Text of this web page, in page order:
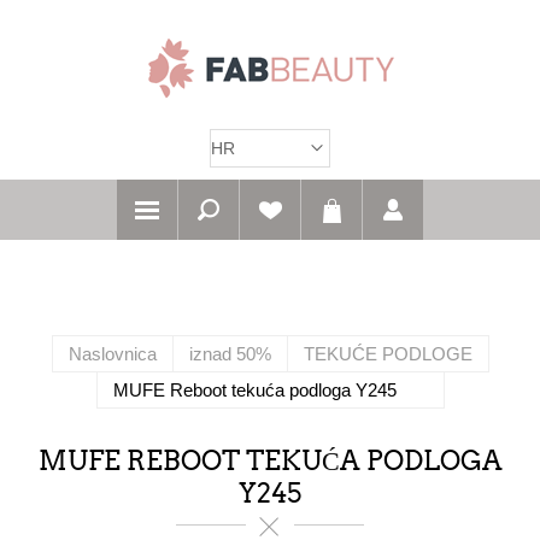
Naslovnica iznad 50%
TEKUĆE PODLOGE
MUFE Reboot tekuća podloga Y245
MUFE REBOOT TEKUĆA PODLOGA
Y245